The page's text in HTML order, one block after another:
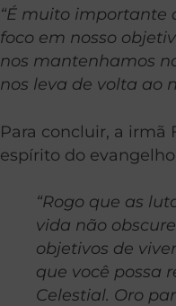
“É muito importante
foco em nosso
nos mantenhamos
nos leva de volta ao
Para concluir, a irmã
espírito do
“Rogo que as
vida não
objetivos de
que você possa
Celestial. Oro